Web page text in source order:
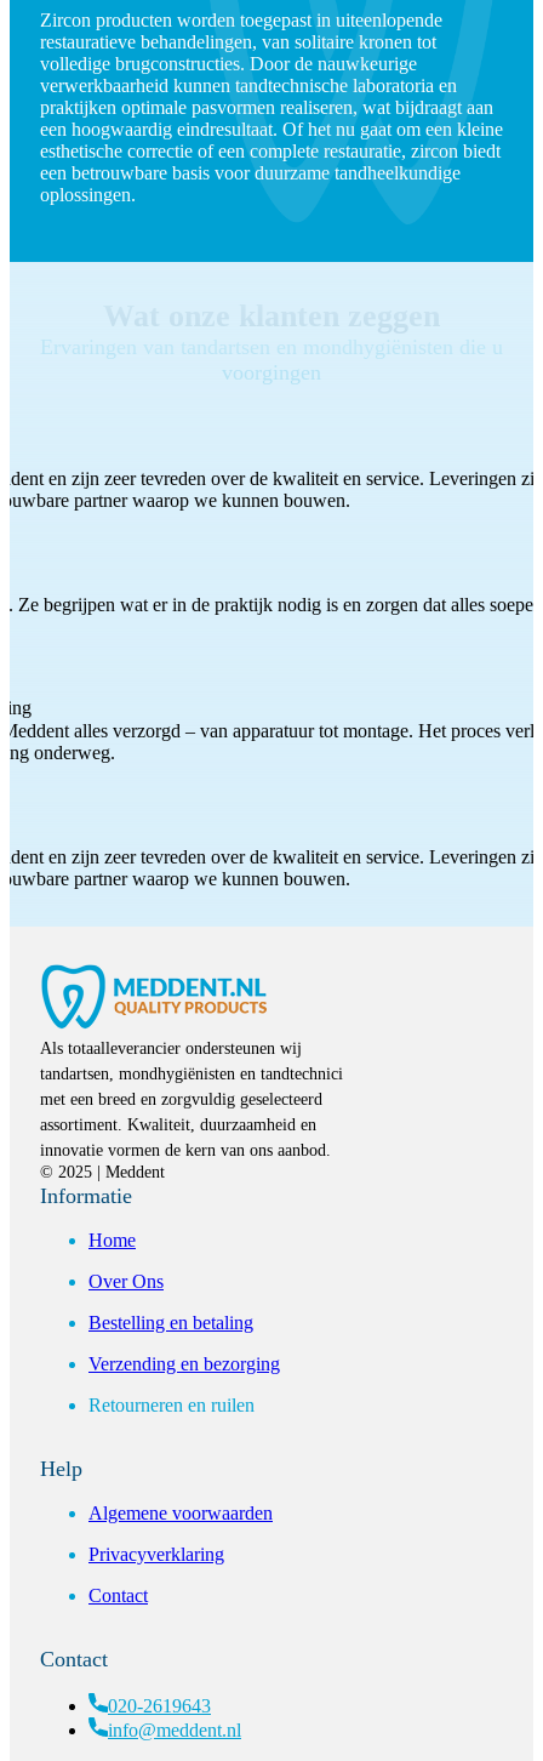
Zircon producten worden toegepast in uiteenlopende
restauratieve behandelingen, van solitaire kronen tot
volledige brugconstructies. Door de nauwkeurige
verwerkbaarheid kunnen tandtechnische laboratoria en
praktijken optimale pasvormen realiseren, wat bijdraagt aan
een hoogwaardig eindresultaat. Of het nu gaat om een kleine
esthetische correctie of een complete restauratie, zircon biedt
een betrouwbare basis voor duurzame tandheelkundige
oplossingen.
Ervaringen van tandartsen en mondhygiënisten die u
voorgingen
en zijn zeer tevreden over de kwaliteit en service. Leveringen
partner waarop we kunnen bouwen.
Ze begrijpen wat er in de praktijk nodig is en zorgen dat alles
alles verzorgd – van apparatuur tot montage. Het proces
onderweg.
en zijn zeer tevreden over de kwaliteit en service. Leveringen
partner waarop we kunnen bouwen.
Als totaalleverancier ondersteunen wij
tandartsen, mondhygiënisten en tandtechnici
met een breed en zorgvuldig geselecteerd
assortiment. Kwaliteit, duurzaamheid en
innovatie vormen de kern van ons aanbod.
© 2025 | Meddent
Informatie
Home
Over Ons
Bestelling en betaling
Verzending en bezorging
Retourneren en ruilen
Help
Algemene voorwaarden
Privacyverklaring
Contact
Contact
020-2619643
info@meddent.nl